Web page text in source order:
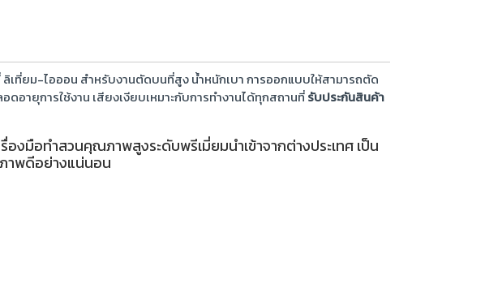
เที่ยม-ไอออน สำหรับงานตัดบนที่สูง น้ำหนักเบา การออกแบบให้สามารถตัด
อายุการใช้งาน เสียงเงียบเหมาะกับการทำงานได้ทุกสถานที่รับประกันสินค้า
งมือทำสวนคุณภาพสูงระดับพรีเมี่ยมนำเข้าจากต่างประเทศ เป็น
าพดีอย่างแน่นอน